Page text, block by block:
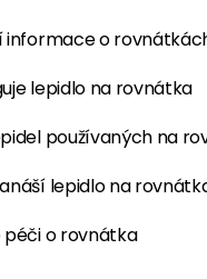
informace o
lepidlo na rovnátka
používaných na
lepidlo na
péči o rovnátka